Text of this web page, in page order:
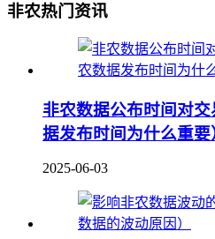
非农热门资讯
非农数据公布时间对
据发布时间为什么重要
2025-06-03